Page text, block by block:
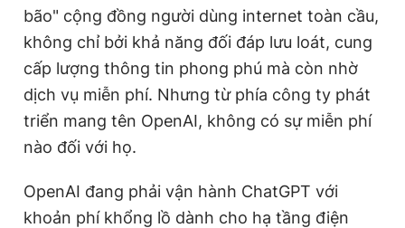
Sản phẩm khác
Tiện ích Bạn cần biết
Thông tin tòa soạn Liên hệ quảng cáo
bão" cộng đồng người dùng internet toàn cầu,
không chỉ bởi khả năng đối đáp lưu loát, cung
cấp lượng thông tin phong phú mà còn nhờ
dịch vụ miễn phí. Nhưng từ phía công ty phát
triển mang tên OpenAI, không có sự miễn phí
nào đối với họ.
OpenAI đang phải vận hành ChatGPT với
khoản phí khổng lồ dành cho hạ tầng điện